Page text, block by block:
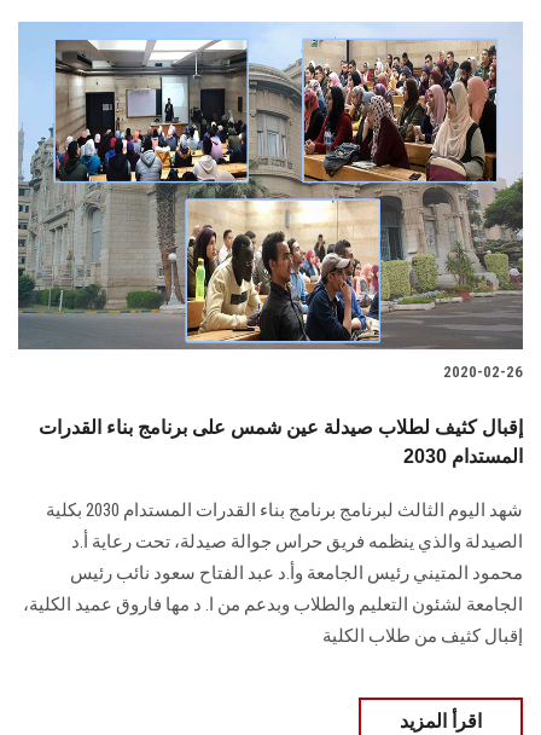
2020-02-26
إقبال كثيف لطلاب صيدلة عين شمس على برنامج بناء القدرات
المستدام 2030
شهد اليوم الثالث لبرنامج برنامج بناء القدرات المستدام 2030 بكلية
الصيدلة والذي ينظمه فريق حراس جوالة صيدلة، تحت رعاية أ.د
محمود المتيني رئيس الجامعة وأ.د عبد الفتاح سعود نائب رئيس
الجامعة لشئون التعليم والطلاب وبدعم من ا. د مها فاروق عميد الكلية،
إقبال كثيف من طلاب الكلية
اقرأ المزيد